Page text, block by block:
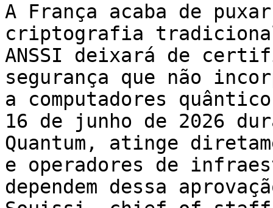
A França acaba de
criptografia
ANSSI deixará de
segurança que não
a computadores
16 de junho de 2026
Quantum, atinge
e operadores de
dependem dessa